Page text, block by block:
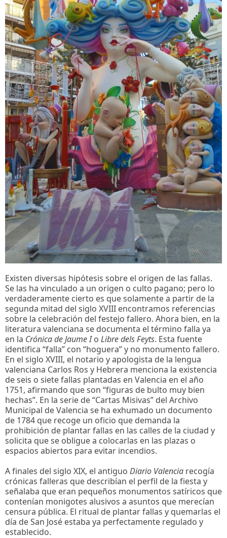
Existen diversas hipótesis sobre el origen de las fallas.
Se las ha vinculado a un origen o culto pagano; pero lo
verdaderamente cierto es que solamente a partir de la
segunda mitad del siglo XVIII encontramos referencias
sobre la celebración del festejo fallero. Ahora bien, en la
literatura valenciana se documenta el término falla ya
en la Crónica de Jaume Io Libre dels Feyts. Esta fuente
identifica “falla” con “hoguera” y no monumento fallero.
En el siglo XVIII, el notario y apologista de la lengua
valenciana Carlos Ros y Hebrera menciona la existencia
de seis o siete fallas plantadas en Valencia en el año
1751, afirmando que son “figuras de bulto muy bien
hechas”. En la serie de “Cartas Misivas” del Archivo
Municipal de Valencia se ha exhumado un documento
de 1784 que recoge un oficio que demanda la
prohibición de plantar fallas en las calles de la ciudad y
solicita que se obligue a colocarlas en las plazas o
espacios abiertos para evitar incendios.
A finales del siglo XIX, el antiguo Diario Valencia recogía
crónicas falleras que describían el perfil de la fiesta y
señalaba que eran pequeños monumentos satíricos que
contenían monigotes alusivos a asuntos que merecían
censura pública. El ritual de plantar fallas y quemarlas el
día de San José estaba ya perfectamente regulado y
establecido.